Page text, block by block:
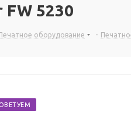
FW 5230
оборудование -